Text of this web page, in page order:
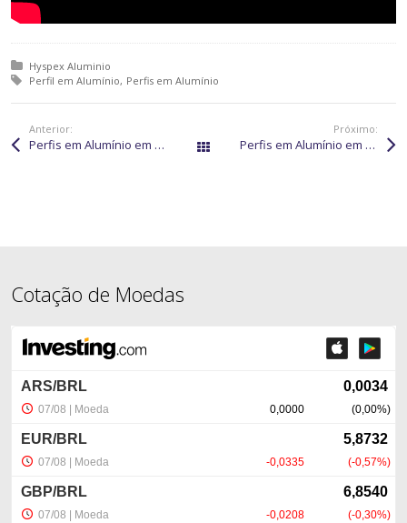
Posted in:
Hyspex Aluminio
Tagged with:
Perfil em Alumínio Perfis em Alumínio
Anterior:
Perfis em Alumínio em Primavera do Leste Páginas
Próximo:
Perfis em Alumínio em Nova Odessa
Cotação de Moedas